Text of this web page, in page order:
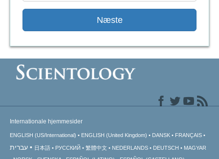
Næste
Internationale hjemmesider
ENGLISH (US/International) ENGLISH (United Kingdom) DANSK FRANÇAIS
עברית 日本語 РУССКИЙ 繁體中文 NEDERLANDS DEUTSCH
MAGYAR